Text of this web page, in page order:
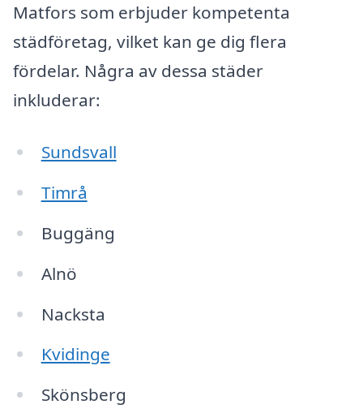
Matfors som erbjuder kompetenta
städföretag, vilket kan ge dig flera
fördelar. Några av dessa städer
inkluderar:
Sundsvall
Timrå
Buggäng
Alnö
Nacksta
Kvidinge
Skönsberg